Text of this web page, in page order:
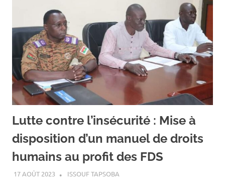
Lutte contre l’insécurité : Mise à
disposition d’un manuel de droits
humains au profit des FDS
17 AOÛT 2023 ISSOUF TAPSOBA